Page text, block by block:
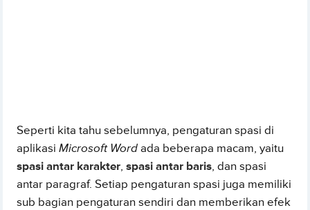
Seperti kita tahu sebelumnya, pengaturan spasi di
aplikasiMicrosoft Word ada beberapa macam, yaitu
spasi antar karakter,spasi antar baris, dan spasi
antar paragraf. Setiap pengaturan spasi juga memiliki
sub bagian pengaturan sendiri dan memberikan efek